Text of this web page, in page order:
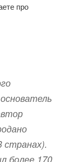
про
странах).
более 170